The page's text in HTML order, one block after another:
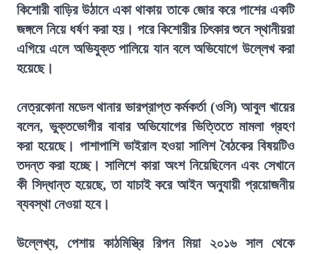
কিশোরী বাড়ির উঠানে একা থাকায় তাকে জোর করে পাশের একটি
জঙ্গলে নিয়ে ধর্ষণ করা হয়। পরে কিশোরীর চিৎকার শুনে স্থানীয়রা
এগিয়ে এলে অভিযুক্ত পালিয়ে যান বলে অভিযোগে উল্লেখ করা
হয়েছে।
নেত্রকোনা মডেল থানার ভারপ্রাপ্ত কর্মকর্তা (ওসি) আবুল খায়ের
বলেন, ভুক্তভোগীর বাবার অভিযোগের ভিত্তিতে মামলা গ্রহণ
করা হয়েছে। পাশাপাশি ভাইরাল হওয়া সালিশ বৈঠকের বিষয়টিও
তদন্ত করা হচ্ছে। সালিশে কারা অংশ নিয়েছিলেন এবং সেখানে
কী সিদ্ধান্ত হয়েছে, তা যাচাই করে আইন অনুযায়ী প্রয়োজনীয়
ব্যবস্থা নেওয়া হবে।
উল্লেখ্য, পেশায় কাঠমিস্ত্রি রিপন মিয়া ২০১৬ সাল থেকে